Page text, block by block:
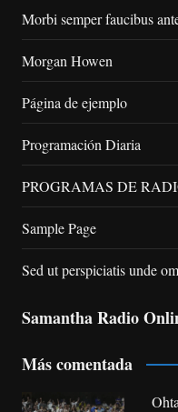
Morbi semper faucibus
Morgan Howen
Página de ejemplo
Programación Diaria
PROGRAMAS DE
Sample Page
Sed ut perspiciatis unde
Samantha Radio
Más comentada